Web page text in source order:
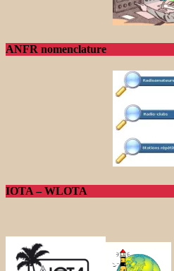
ANFR nomenclature
IOTA – WLOTA